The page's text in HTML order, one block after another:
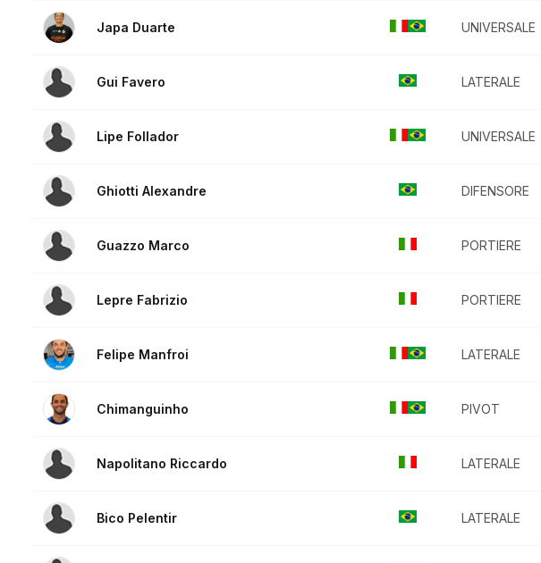
Japa Duarte UNIVERSALE
Gui Favero LATERALE
Lipe Follador UNIVERSALE
Ghiotti Alexandre DIFENSORE
Guazzo Marco PORTIERE
Lepre Fabrizio PORTIERE
Felipe Manfroi LATERALE
Chimanguinho PIVOT
Napolitano Riccardo LATERALE
Bico Pelentir LATERALE